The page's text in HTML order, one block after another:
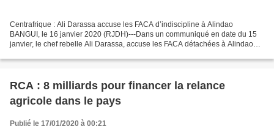
Centrafrique : Ali Darassa accuse les FACA d’indiscipline à Alindao
BANGUI, le 16 janvier 2020 (RJDH)---Dans un communiqué en date du 15
janvier, le chef rebelle Ali Darassa, accuse les FACA détachées à Alindao
RCA : 8 milliards pour financer la relance
agricole dans le pays
Publié le 17/01/2020 à 00:21